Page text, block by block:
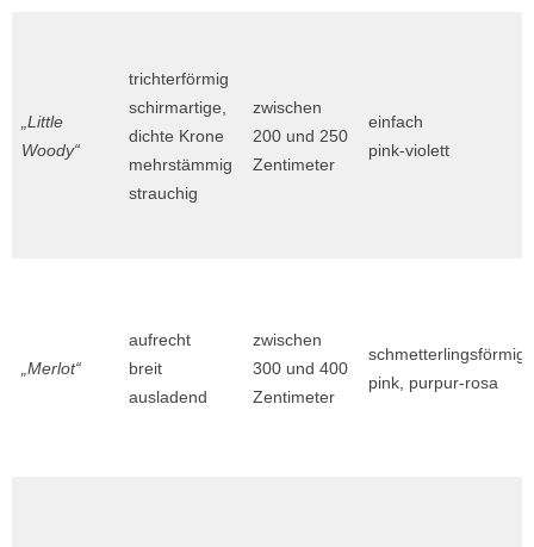
„Little
Woody“
trichterförmig
schirmartige,
dichte Krone
mehrstämmig
strauchig
zwischen
200 und 250
Zentimeter
einfach
pink-violett
„Merlot“
aufrecht
breit
ausladend
zwischen
300 und 400
Zentimeter
schmetterlingsförmig
pink, purpur-rosa